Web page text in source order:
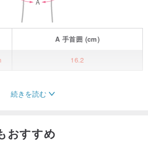
A手首囲 (cm)
16.2
続きを読む
おすすめ